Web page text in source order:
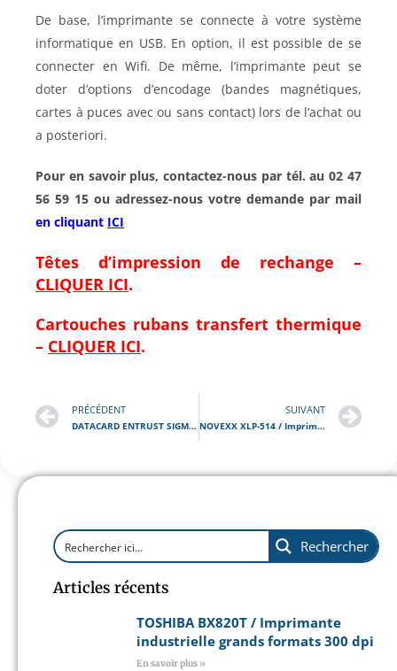
De base, l’imprimante se connecte à votre système
informatique en USB. En option, il est possible de se
connecter en Wifi. De même, l’imprimante peut se
doter d’options d’encodage (bandes magnétiques,
cartes à puces avec ou sans contact) lors de l’achat ou
a posteriori.
Pour en savoir plus, contactez-nous par tél. au 02 47
56 59 15 ou adressez-nous votre demande par mail
en cliquant ICI
Têtes d’impression de rechange –
CLIQUER ICI.
Cartouches rubans transfert thermique
– CLIQUER ICI.
PRÉCÉDENT
DATACARD ENTRUST SIGMA DS2 / Imprimante de badges couleur Recto-Verso
SUIVANT
NOVEXX XLP-514 / Imprimante d’étiquettes semi-industrielle
Rechercher
Articles récents
TOSHIBA BX820T / Imprimante
industrielle grands formats 300 dpi
En savoir plus »